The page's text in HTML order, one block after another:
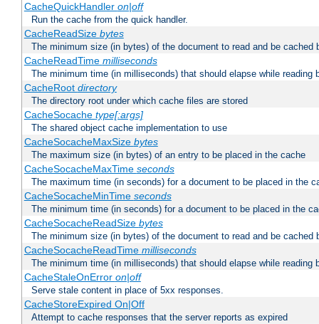
CacheQuickHandler on|off
Run the cache from the quick handler.
CacheReadSize bytes
The minimum size (in bytes) of the document to read and be cached
CacheReadTime milliseconds
The minimum time (in milliseconds) that should elapse while reading
CacheRoot directory
The directory root under which cache files are stored
CacheSocache type[:args]
The shared object cache implementation to use
CacheSocacheMaxSize bytes
The maximum size (in bytes) of an entry to be placed in the cache
CacheSocacheMaxTime seconds
The maximum time (in seconds) for a document to be placed in the
CacheSocacheMinTime seconds
The minimum time (in seconds) for a document to be placed in the
CacheSocacheReadSize bytes
The minimum size (in bytes) of the document to read and be cached
CacheSocacheReadTime milliseconds
The minimum time (in milliseconds) that should elapse while reading
CacheStaleOnError on|off
Serve stale content in place of 5xx responses.
CacheStoreExpired On|Off
Attempt to cache responses that the server reports as expired